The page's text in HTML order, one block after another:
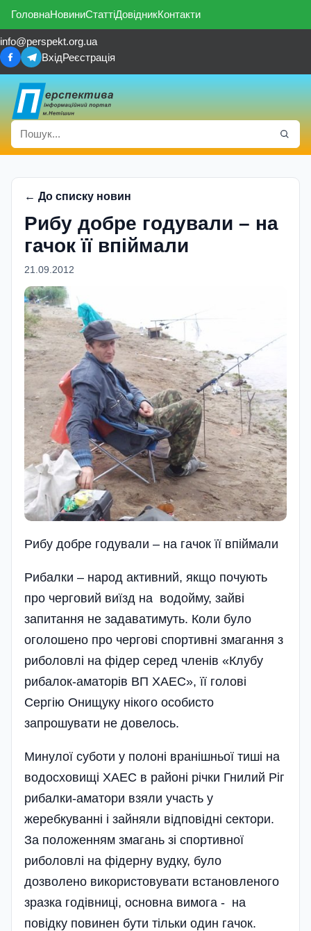
ГоловнаНовиниСтаттіДовідникКонтакти
info@perspekt.org.ua
ВхідРеєстрація
← До списку новин
Рибу добре годували – на
гачок її впіймали
21.09.2012
Рибу добре годували – на гачок її впіймали
Рибалки – народ активний, якщо почують
про черговий виїзд на водойму, зайві
запитання не задаватимуть. Коли було
оголошено про чергові спортивні змагання з
риболовлі на фідер серед членів «Клубу
рибалок-аматорів ВП ХАЕС», її голові
Сергію Онищуку нікого особисто
запрошувати не довелось.
Минулої суботи у полоні вранішньої тиші на
водосховищі ХАЕС в районі річки Гнилий Ріг
рибалки-аматори взяли участь у
жеребкуванні і зайняли відповідні сектори.
За положенням змагань зі спортивної
риболовлі на фідерну вудку, було
дозволено використовувати встановленого
зразка годівниці, основна вимога - на
повідку повинен бути тільки один гачок.